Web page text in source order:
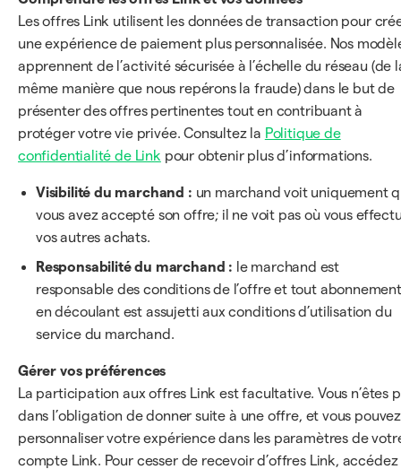
Les offres Link utilisent les données de transaction pour
une expérience de paiement plus personnalisée. Nos
apprennent de l’activité sécurisée à l’échelle du réseau (de
même manière que nous repérons la fraude) dans le but de
présenter des offres pertinentes tout en contribuant à
protéger votre vie privée. Consultez la Politique de
confidentialité de Link pour obtenir plus d’informations.
Visibilité du marchand : un marchand voit uniquement
vous avez accepté son offre; il ne voit pas où vous
vos autres achats.
Responsabilité du marchand : le marchand est
responsable des conditions de l’offre et tout abonnement
en découlant est assujetti aux conditions d’utilisation du
service du marchand.
Gérer vos préférences
La participation aux offres Link est facultative. Vous n’êtes
dans l’obligation de donner suite à une offre, et vous pouvez
personnaliser votre expérience dans les paramètres de
compte Link. Pour cesser de recevoir d’offres Link, accédez